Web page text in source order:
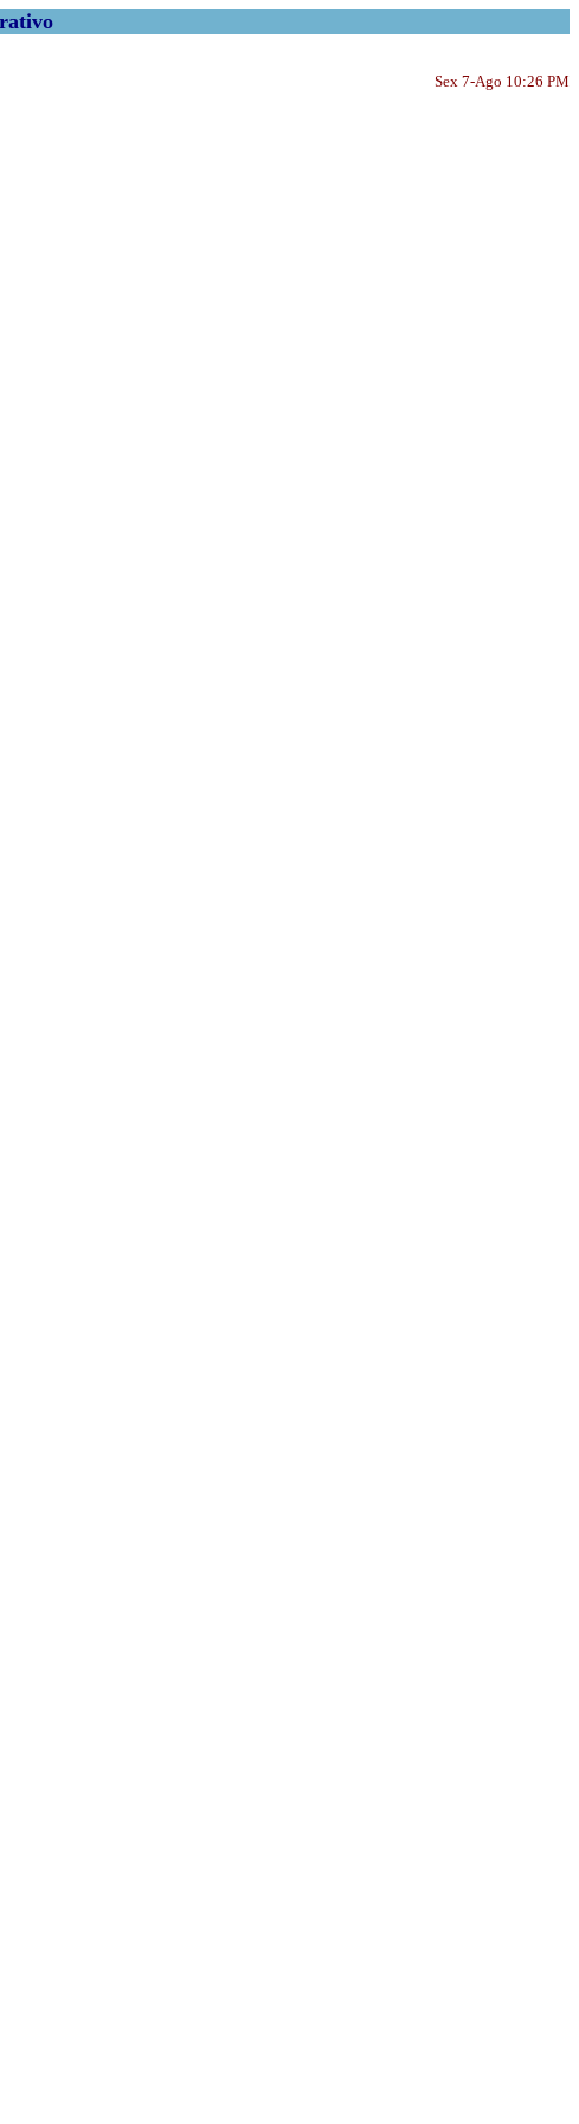
Sex 7-Ago 10:26 PM